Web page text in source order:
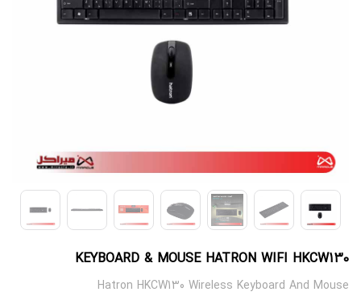
KEYBOARD & MOUSE HATRON WIFI HKCW130
Hatron HKCW130 Wireless Keyboard And Mouse